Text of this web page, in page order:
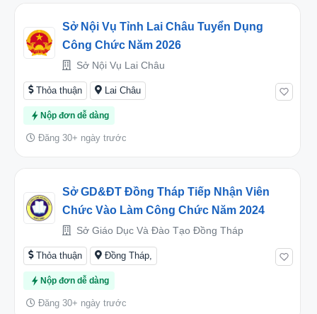
Sở Nội Vụ Tỉnh Lai Châu Tuyển Dụng
Công Chức Năm 2026
Sở Nội Vụ Lai Châu
Thỏa thuận Lai Châu
Nộp đơn dễ dàng
Đăng 30+ ngày trước
Sở GD&ĐT Đồng Tháp Tiếp Nhận Viên
Chức Vào Làm Công Chức Năm 2024
Sở Giáo Dục Và Đào Tạo Đồng Tháp
Thỏa thuận Đồng Tháp,
Nộp đơn dễ dàng
Đăng 30+ ngày trước